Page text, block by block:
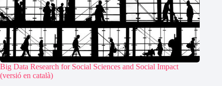
Big Data Research for Social Sciences and Social Impact
(versió en català)